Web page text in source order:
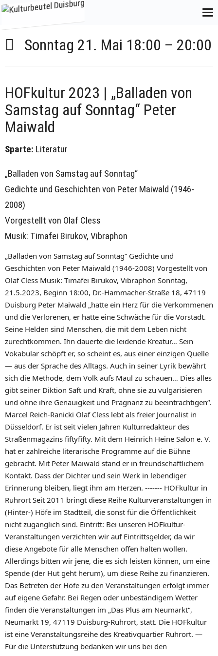
Sonntag 21. Mai 18:00 – 20:00
HOFkultur 2023 | „Balladen von
Samstag auf Sonntag“ Peter
Maiwald
Sparte: Literatur
„Balladen von Samstag auf Sonntag“
Gedichte und Geschichten von Peter Maiwald (1946-
2008)
Vorgestellt von Olaf Cless
Musik: Timafei Birukov, Vibraphon
„Balladen von Samstag auf Sonntag“ Gedichte und
Geschichten von Peter Maiwald (1946-2008) Vorgestellt von
Olaf Cless Musik: Timafei Birukov, Vibraphon Sonntag,
21.5.2023, Beginn 18:00, Dr.-Hammacher-Straße 18, 47119
Duisburg Peter Maiwald „hatte ein Herz für die Verkommenen
und die Verlorenen, er hatte eine Schwäche für die Vorstadt.
Seine Helden sind Menschen, die mit dem Leben nicht
zurechtkommen. Ihn dauerte die leidende Kreatur… Sein
Vokabular schöpft er, so scheint es, aus einer einzigen Quelle
— aus der Sprache des Alltags. Auch in seiner Lyrik bewährt
sich die Methode, dem Volk aufs Maul zu schauen… Dies alles
gibt seiner Diktion Saft und Kraft, ohne sie zu vulgarisieren
und ohne ihre Genauigkeit und Prägnanz zu beeinträchtigen“.
Marcel Reich-Ranicki Olaf Cless lebt als freier Journalist in
Düsseldorf. Er ist seit vielen Jahren Kulturredakteur des
Straßenmagazins fiftyfifty. Mit dem Heinrich Heine Salon e. V.
hat er zahlreiche literarische Programme auf die Bühne
gebracht. Mit Peter Maiwald stand er in freundschaftlichem
Kontakt. Dass der Dichter und sein Werk in lebendiger
Erinnerung bleiben, liegt ihm am Herzen. ------- HOFkultur in
Ruhrort Seit 2011 bringt diese Reihe Kulturveranstaltungen in
(Hinter-) Höfe im Stadtteil, die sonst für die Öffentlichkeit
nicht zugänglich sind. Eintritt: Bei unseren HOFkultur-
Veranstaltungen verzichten wir auf Eintrittsgelder, da wir
diese Angebote für alle Menschen offen halten wollen.
Allerdings bitten wir jene, die es sich leisten können, um eine
Spende (der Hut geht herum), um diese Reihe zu finanzieren.
Das Betreten der Höfe zu den Veranstaltungen erfolgt immer
auf eigene Gefahr. Bei Regen oder unbeständigem Wetter
finden die Veranstaltungen im „Das Plus am Neumarkt“,
Neumarkt 19, 47119 Duisburg-Ruhrort, statt. Die HOFkultur
ist eine Veranstaltungsreihe des Kreativquartier Ruhrort. —
Für die Unterstützung bedanken wir uns bei den